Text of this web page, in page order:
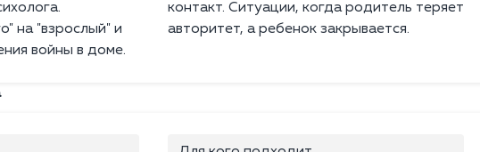
на "взрослый" и
войны в доме.
контакт. Ситуации, когда родитель теряет
авторитет, а ребенок закрывается.